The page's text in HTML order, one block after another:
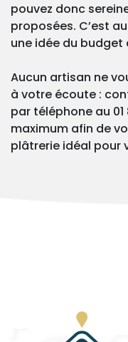
pouvez donc
proposées. C’est
une idée du budget
Aucun artisan ne
à votre écoute :
par téléphone au
maximum afin de
plâtrerie idéal pour